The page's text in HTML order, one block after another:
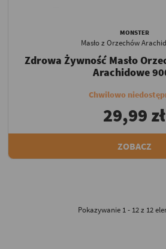
MONSTER
Masło z Orzechów
Zdrowa Żywność Masło
Arachidowe
Chwilowo
29,99 zł
ZOBACZ
Pokazywanie 1 - 12 z 12